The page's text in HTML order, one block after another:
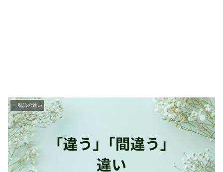
一般語の違い